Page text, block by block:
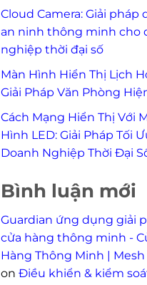
Cloud Camera: Giải pháp
an ninh thông minh cho
nghiệp thời đại số
Màn Hình Hiển Thị Lịch
Giải Pháp Văn Phòng
Cách Mạng Hiển Thị Với
Hình LED: Giải Pháp Tối
Doanh Nghiệp Thời Đại
Bình luận mới
Guardian ứng dụng giải
cửa hàng thông minh -
Hàng Thông Minh | Mesh
on Điều khiển & kiểm